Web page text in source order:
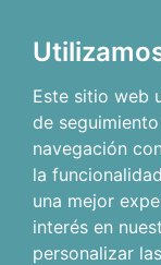
Este sitio web
de
navegación
la
una mejor
interés en
personalizar